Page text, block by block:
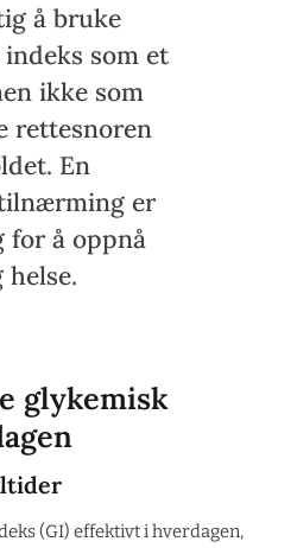
å bruke
som et
ikke som
rettesnoren
En
er
for å oppnå
glykemisk
(GI) effektivt i hverdagen,